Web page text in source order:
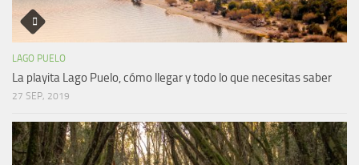
LAGO PUELO
La playita Lago Puelo, cómo llegar y todo lo que necesitas saber
27 SEP, 2019